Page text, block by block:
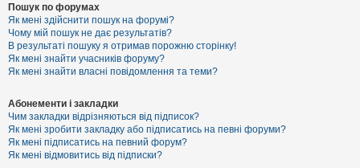
Пошук по форумах
Як мені здійснити пошук на форумі?
Чому мій пошук не дає результатів?
В результаті пошуку я отримав порожню сторінку!
Як мені знайти учасників форуму?
Як мені знайти власні повідомлення та теми?
Абонементи і закладки
Чим закладки відрізняються від підписок?
Як мені зробити закладку або підписатись на певні форуми?
Як мені підписатись на певний форум?
Як мені відмовитись від підписки?